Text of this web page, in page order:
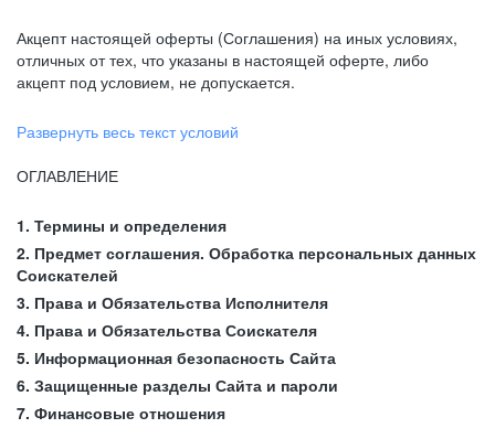
Акцепт настоящей оферты (Соглашения) на иных условиях,
отличных от тех, что указаны в настоящей оферте, либо
акцепт под условием, не допускается.
Развернуть весь текст условий
ОГЛАВЛЕНИЕ
1. Термины и определения
2. Предмет соглашения. Обработка персональных данных
Соискателей
3. Права и Обязательства Исполнителя
4. Права и Обязательства Соискателя
5. Информационная безопасность Сайта
6. Защищенные разделы Сайта и пароли
7. Финансовые отношения